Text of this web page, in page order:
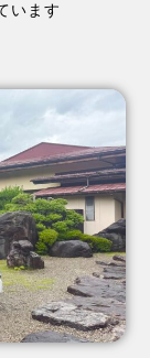
います